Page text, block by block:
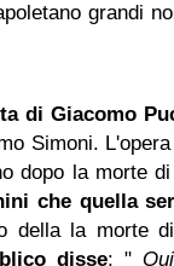
grandi
di Giacomo
Simoni.
dopo la morte
che quella
della la morte
disse: "